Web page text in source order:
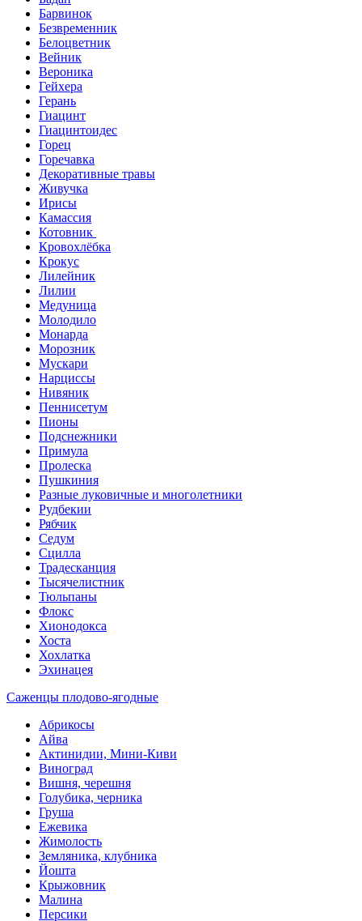
Барвинок
Безвременник
Белоцветник
Вейник
Вероника
Гейхера
Герань
Гиацинт
Гиацинтоидес
Горец
Горечавка
Декоративные травы
Живучка
Ирисы
Камассия
Котовник
Кровохлёбка
Крокус
Лилейник
Лилии
Медуница
Молодило
Монарда
Морозник
Мускари
Нарциссы
Нивяник
Пеннисетум
Пионы
Подснежники
Примула
Пролеска
Пушкиния
Разные луковичные и многолетники
Рудбекии
Рябчик
Седум
Сцилла
Традесканция
Тысячелистник
Тюльпаны
Флокс
Хионодокса
Хоста
Хохлатка
Эхинацея
Саженцы плодово-ягодные
Абрикосы
Айва
Актинидии, Мини-Киви
Виноград
Вишня, черешня
Голубика, черника
Груша
Ежевика
Жимолость
Земляника, клубника
Йошта
Крыжовник
Малина
Персики